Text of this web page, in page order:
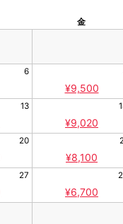
金
6
¥9,500
13
¥9,020
20
¥8,100
27
¥6,700